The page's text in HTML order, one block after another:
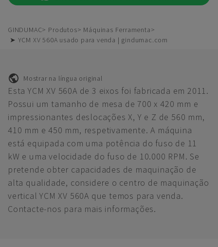
GINDUMAC Produtos
Máquinas Ferramenta
➤ YCM XV 560A usado para venda | gindumac.com
Mostrar na língua original
Esta YCM XV 560A de 3 eixos foi fabricada em 2011.
Possui um tamanho de mesa de 700 x 420 mm e
impressionantes deslocações X, Y e Z de 560 mm,
410 mm e 450 mm, respetivamente. A máquina
está equipada com uma potência do fuso de 11
kW e uma velocidade do fuso de 10.000 RPM. Se
pretende obter capacidades de maquinação de
alta qualidade, considere o centro de maquinação
vertical YCM XV 560A que temos para venda.
Contacte-nos para mais informações.